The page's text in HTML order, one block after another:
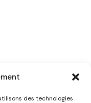
des technologies